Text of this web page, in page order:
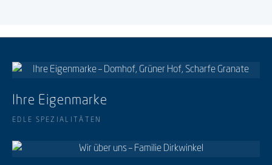
Ihre Eigenmarke
EDLE SPEZIALITÄTEN